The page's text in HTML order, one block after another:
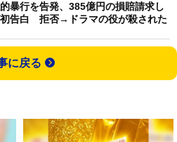
暴行を告発、385億円の損賠請求し
初告白 拒否→ドラマの役が殺された
に戻る